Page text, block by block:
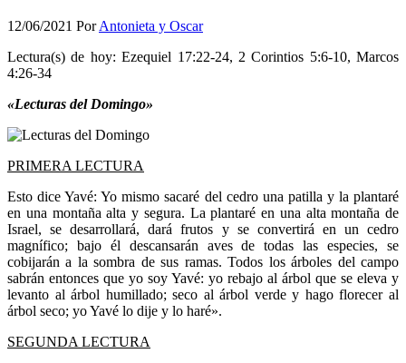
12/06/2021 PorAntonieta y Oscar
Lectura(s) de hoy: Ezequiel 17:22-24, 2 Corintios 5:6-10, Marcos
4:26-34
«Lecturas del Domingo»
PRIMERA LECTURA
Esto dice Yavé: Yo mismo sacaré del cedro una patilla y la plantaré
en una montaña alta y segura. La plantaré en una alta montaña de
Israel, se desarrollará, dará frutos y se convertirá en un cedro
magnífico; bajo él descansarán aves de todas las especies, se
cobijarán a la sombra de sus ramas. Todos los árboles del campo
sabrán entonces que yo soy Yavé: yo rebajo al árbol que se eleva y
levanto al árbol humillado; seco al árbol verde y hago florecer al
árbol seco; yo Yavé lo dije y lo haré».
SEGUNDA LECTURA